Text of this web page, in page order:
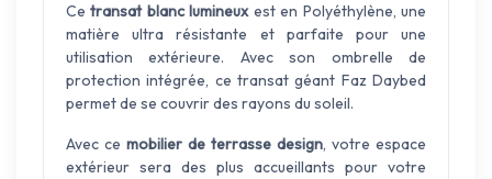
Cetransat blanc lumineux est en Polyéthylène, une
matière ultra résistante et parfaite pour une
utilisation extérieure. Avec son ombrelle de
protection intégrée, ce transat géant Faz Daybed
permet de se couvrir des rayons du soleil.
Avec ce mobilier de terrasse design, votre espace
extérieur sera des plus accueillants pour votre